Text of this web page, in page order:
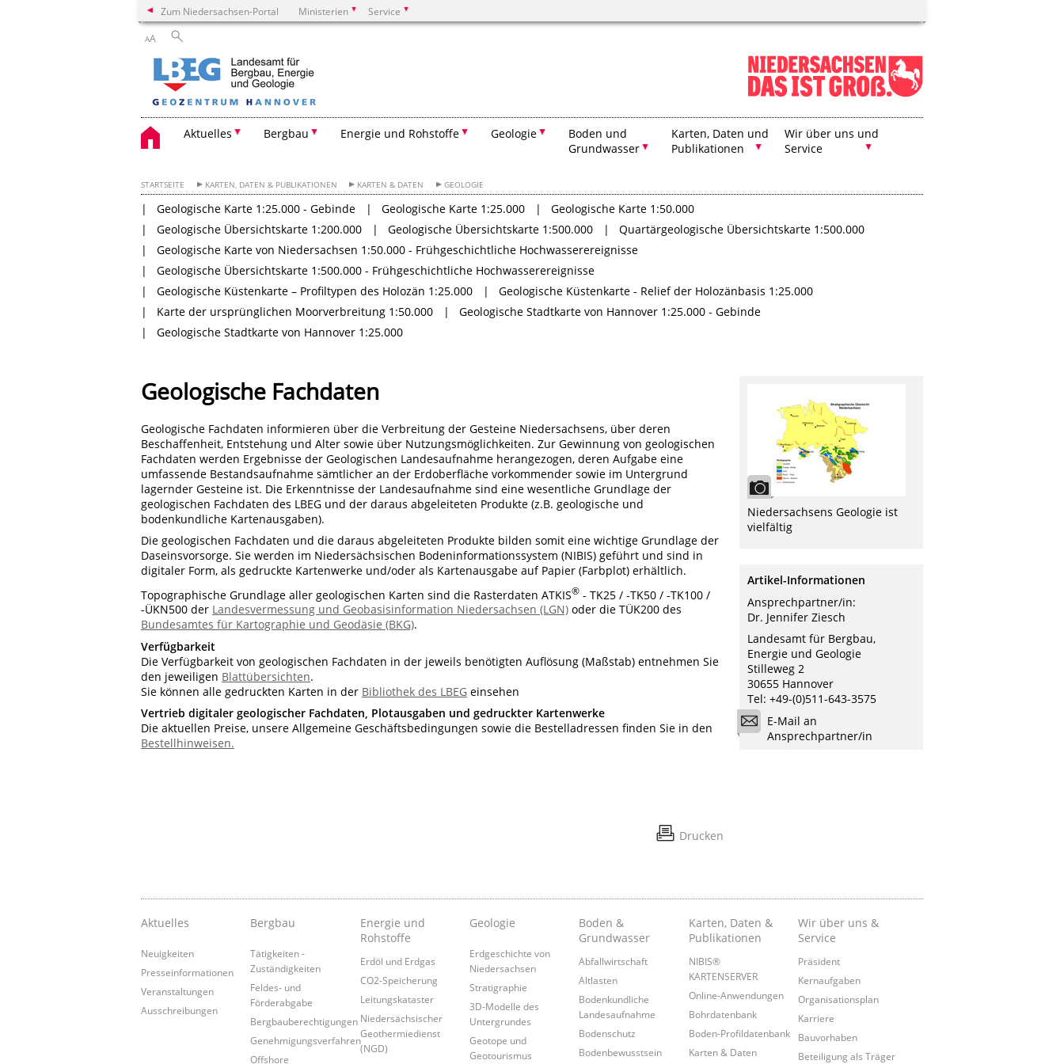
Zum Niedersachsen-Portal Ministerien Service
AA
Aktuelles Bergbau Energie und Rohstoffe Geologie
Boden und
Grundwasser
Karten, Daten und
Publikationen
Wir über uns und
Service
STARTSEITE KARTEN, DATEN & PUBLIKATIONEN KARTEN & DATEN GEOLOGIE
Geologische Karte 1:25.000 - Gebinde Geologische Karte 1:25.000
Geologische Karte 1:50.000
Geologische Übersichtskarte 1:200.000
Geologische Übersichtskarte 1:500.000
Quartärgeologische Übersichtskarte 1:500.000
Geologische Karte von Niedersachsen 1:50.000 - Frühgeschichtliche Hochwasserereignisse
Geologische Übersichtskarte 1:500.000 - Frühgeschichtliche Hochwasserereignisse
Geologische Küstenkarte – Profiltypen des Holozän 1:25.000
Geologische Küstenkarte - Relief der Holozänbasis 1:25.000
Karte der ursprünglichen Moorverbreitung 1:50.000
Geologische Stadtkarte von Hannover 1:25.000 - Gebinde
Geologische Stadtkarte von Hannover 1:25.000
Geologische Fachdaten
Geologische Fachdaten informieren über die Verbreitung der Gesteine Niedersachsens, über deren
Beschaffenheit, Entstehung und Alter sowie über Nutzungsmöglichkeiten. Zur Gewinnung von geologischen
Fachdaten werden Ergebnisse der Geologischen Landesaufnahme herangezogen, deren Aufgabe eine
umfassende Bestandsaufnahme sämtlicher an der Erdoberfläche vorkommender sowie im Untergrund
lagernder Gesteine ist. Die Erkenntnisse der Landesaufnahme sind eine wesentliche Grundlage der
geologischen Fachdaten des LBEG und der daraus abgeleiteten Produkte (z.B. geologische und
bodenkundliche Kartenausgaben).
Die geologischen Fachdaten und die daraus abgeleiteten Produkte bilden somit eine wichtige Grundlage der
Daseinsvorsorge. Sie werden im Niedersächsischen Bodeninformationssystem (NIBIS) geführt und sind in
digitaler Form, als gedruckte Kartenwerke und/oder als Kartenausgabe auf Papier (Farbplot) erhältlich.
Topographische Grundlage aller geologischen Karten sind die Rasterdaten ATKIS® - TK25 / -TK50 / -TK100 /
-ÜKN500 der Landesvermessung und Geobasisinformation Niedersachsen (LGN) oder die TÜK200 des
Bundesamtes für Kartographie und Geodäsie (BKG).
Verfügbarkeit
Die Verfügbarkeit von geologischen Fachdaten in der jeweils benötigten Auflösung (Maßstab) entnehmen Sie
den jeweiligen Blattübersichten.
Sie können alle gedruckten Karten in der Bibliothek des LBEG einsehen
Vertrieb digitaler geologischer Fachdaten, Plotausgaben und gedruckter Kartenwerke
Die aktuellen Preise, unsere Allgemeine Geschäftsbedingungen sowie die Bestelladressen finden Sie in den
Bestellhinweisen.
Drucken
Niedersachsens Geologie ist
vielfältig
Artikel-Informationen
Ansprechpartner/in:
Dr. Jennifer Ziesch
Landesamt für Bergbau,
Energie und Geologie
Stilleweg 2
30655 Hannover
Tel: +49-(0)511-643-3575
E-Mail an
Ansprechpartner/in
Aktuelles
Neuigkeiten
Presseinformationen
Veranstaltungen
Ausschreibungen
Bergbau
Tätigkeiten -
Zuständigkeiten
Feldes- und
Förderabgabe
Bergbauberechtigungen
Genehmigungsverfahren
Offshore
Energie und
Rohstoffe
Erdöl und Erdgas
CO2-Speicherung
Leitungskataster
Niedersächsischer
Geothermiedienst
(NGD)
Geologie
Erdgeschichte von
Niedersachsen
Stratigraphie
3D-Modelle des
Untergrundes
Geotope und
Geotourismus
Boden &
Grundwasser
Abfallwirtschaft
Altlasten
Bodenkundliche
Landesaufnahme
Bodenschutz
Bodenbewusstsein
Karten, Daten &
Publikationen
NIBIS®
KARTENSERVER
Online-Anwendungen
Bohrdatenbank
Boden-Profildatenbank
Karten & Daten
Wir über uns &
Service
Präsident
Kernaufgaben
Organisationsplan
Karriere
Bauvorhaben
Beteiligung als Träger